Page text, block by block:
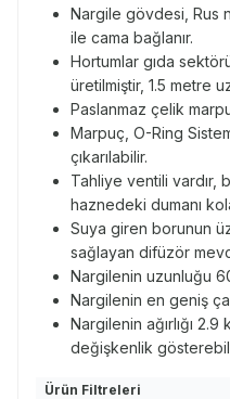
Nargile gövdesi, Rus
ile cama bağlanır.
Hortumlar gıda
üretilmiştir, 1.5 metre
Paslanmaz çelik
Marpuç, O-Ring
çıkarılabilir.
Tahliye ventili vardır,
haznedeki dumanı
Suya giren borunun
sağlayan difüzör
Nargilenin uzunluğu
Nargilenin en geniş
Nargilenin ağırlığı 2.9
değişkenlik
Ürün Filtreleri